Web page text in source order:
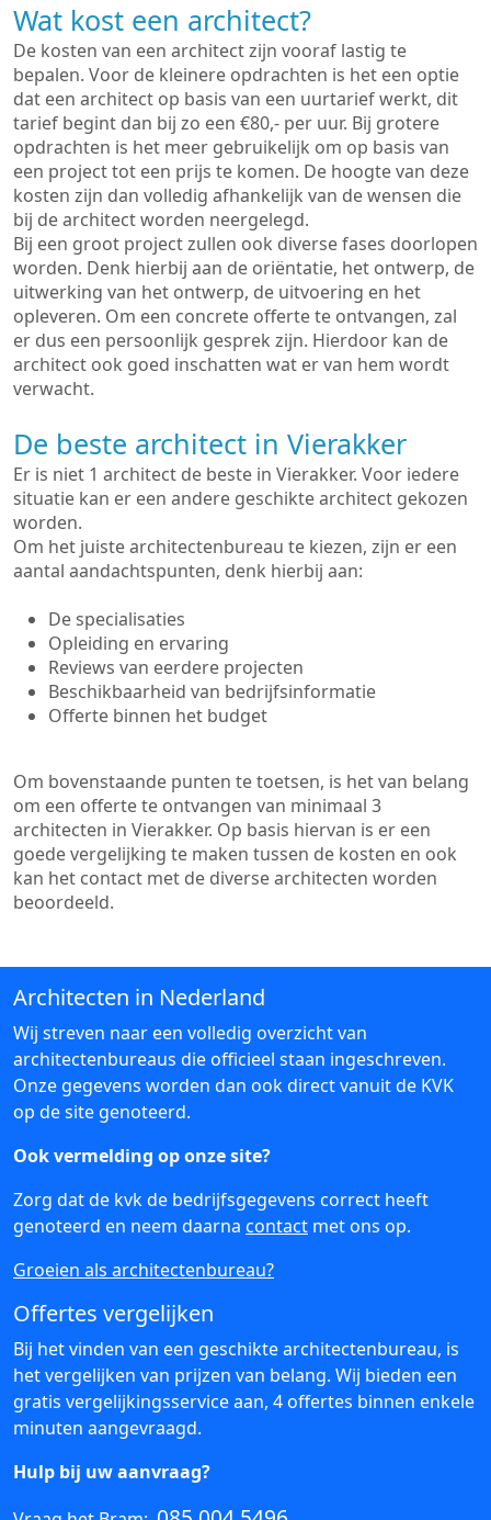
Wat kost een architect?
De kosten van een architect zijn vooraf lastig te
bepalen. Voor de kleinere opdrachten is het een optie
dat een architect op basis van een uurtarief werkt, dit
tarief begint dan bij zo een €80,- per uur. Bij grotere
opdrachten is het meer gebruikelijk om op basis van
een project tot een prijs te komen. De hoogte van deze
kosten zijn dan volledig afhankelijk van de wensen die
bij de architect worden neergelegd.
Bij een groot project zullen ook diverse fases doorlopen
worden. Denk hierbij aan de oriëntatie, het ontwerp, de
uitwerking van het ontwerp, de uitvoering en het
opleveren. Om een concrete offerte te ontvangen, zal
er dus een persoonlijk gesprek zijn. Hierdoor kan de
architect ook goed inschatten wat er van hem wordt
verwacht.
De beste architect in Vierakker
Er is niet 1 architect de beste in Vierakker. Voor iedere
situatie kan er een andere geschikte architect gekozen
worden.
Om het juiste architectenbureau te kiezen, zijn er een
aantal aandachtspunten, denk hierbij aan:
De specialisaties
Opleiding en ervaring
Reviews van eerdere projecten
Beschikbaarheid van bedrijfsinformatie
Offerte binnen het budget
Om bovenstaande punten te toetsen, is het van belang
om een offerte te ontvangen van minimaal 3
architecten in Vierakker. Op basis hiervan is er een
goede vergelijking te maken tussen de kosten en ook
kan het contact met de diverse architecten worden
beoordeeld.
Architecten in Nederland
Wij streven naar een volledig overzicht van
architectenbureaus die officieel staan ingeschreven.
Onze gegevens worden dan ook direct vanuit de KVK
op de site genoteerd.
Ook vermelding op onze site?
Zorg dat de kvk de bedrijfsgegevens correct heeft
genoteerd en neem daarna contact met ons op.
Groeien als architectenbureau?
Offertes vergelijken
Bij het vinden van een geschikte architectenbureau, is
het vergelijken van prijzen van belang. Wij bieden een
gratis vergelijkingsservice aan, 4 offertes binnen enkele
minuten aangevraagd.
Hulp bij uw aanvraag?